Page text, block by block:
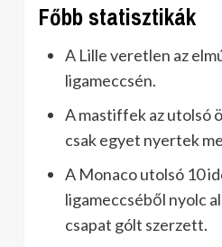
Főbb statisztikák
A Lille veretlen az
ligameccsén.
A mastiffek az utolsó
csak egyet nyertek
A Monaco utolsó 10
ligameccséből nyolc
csapat gólt szerzett.